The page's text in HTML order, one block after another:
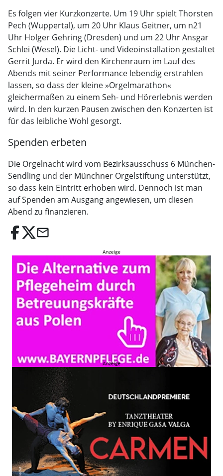
Es folgen vier Kurzkonzerte. Um 19 Uhr spielt Thorsten
Pech (Wuppertal), um 20 Uhr Klaus Geitner, um n21
Uhr Holger Gehring (Dresden) und um 22 Uhr Ansgar
Schlei (Wesel). Die Licht- und Videoinstallation gestaltet
Gerrit Jurda. Er wird den Kirchenraum im Lauf des
Abends mit seiner Performance lebendig erstrahlen
lassen, so dass der kleine »Orgelmarathon«
gleichermaßen zu einem Seh- und Hörerlebnis werden
wird. In den kurzen Pausen zwischen den Konzerten ist
für das leibliche Wohl gesorgt.
Spenden erbeten
Die Orgelnacht wird vom Bezirksausschuss 6 München-
Sendling und der Münchner Orgelstiftung unterstützt,
so dass kein Eintritt erhoben wird. Dennoch ist man
auf Spenden am Ausgang angewiesen, um diesen
Abend zu finanzieren.
email